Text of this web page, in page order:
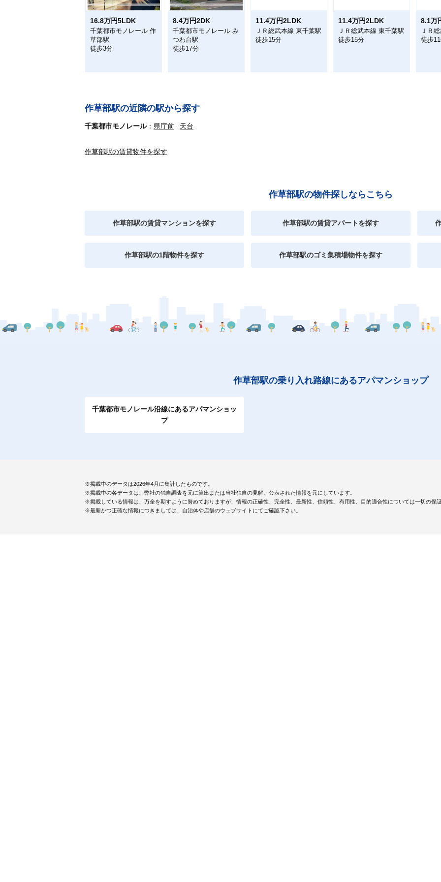
16.8万円5LDK
千葉都市モノレール 作
草部駅
徒歩3分
8.4万円2DK
千葉都市モノレール み
つわ台駅
徒歩17分
11.4万円2LDK
ＪＲ総武本線 東千葉駅
徒歩15分
11.4万円2LDK
ＪＲ総武本線 東千葉駅
徒歩15分
8.1万
ＪＲ
徒歩
作草部駅の近隣の駅から探す
千葉都市モノレール 県庁前 天台
作草部駅の賃貸物件を探す
作草部駅の物件探しならこちら
作草部駅の賃貸マンションを探す 作草部駅の賃貸アパートを探す
作草部駅の1階物件を探す 作草部駅のゴミ集積場物件を探す
作草部駅の乗り入れ路線にあるアパマンショップ
千葉都市モノレール沿線にあるアパマンショッ
プ
※掲載中のデータは2026年4月に集計したものです。
※掲載中の各データは、弊社の独自調査を元に算出または当社独自の見解、公表された情報を元にしています。
※掲載している情報は、万全を期すように努めておりますが、情報の正確性、完全性、最新性、信頼性、有用性、目的適合性については一切の保
※最新かつ正確な情報につきましては、自治体や店舗のウェブサイトにてご確認下さい。